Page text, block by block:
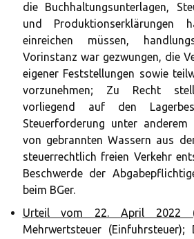
die Buchhaltungsunterlagen,
und Produktionserklärungen
einreichen müssen,
Vorinstanz war gezwungen, die
eigener Feststellungen sowie
vorzunehmen; Zu Recht
vorliegend auf den
Steuerforderung unter
von gebrannten Wassern aus
steuerrechtlich freien Verkehr
Beschwerde der
beim BGer.
Urteil vom 22. April 2022
Mehrwertsteuer (Einfuhrsteuer);